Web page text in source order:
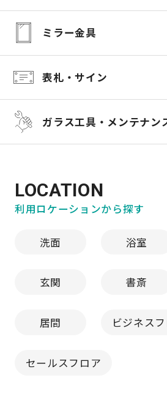
ミラー金具
表札・サイン
ガラス工具・ メンテナン
LOCATION
利用ロケーションから探す
洗面 浴室
玄関 書斎
居間 ビジネス
セールスフロア